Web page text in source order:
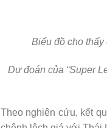
Biểu đồ cho
Dự đoán của “Super
Theo nghiên cứu, kết